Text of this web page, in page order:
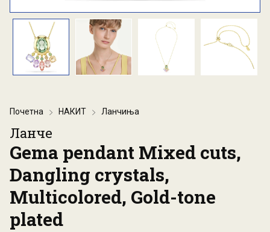
Почетна НАКИТ Ланчиња
Ланче
Gema pendant Mixed cuts,
Dangling crystals,
Multicolored, Gold-tone
plated